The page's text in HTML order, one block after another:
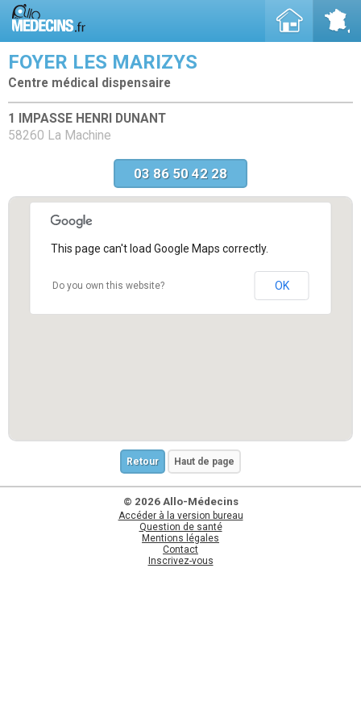
FOYER LES MARIZYS
Centre médical dispensaire
1 IMPASSE HENRI DUNANT
58260 La Machine
03 86 50 42 28
This page can't load Google Maps correctly.
Do you own this website? OK
Retour Haut de page
© 2026 Allo-Médecins
Accéder à la version bureau
Question de santé
Mentions légales
Contact
Inscrivez-vous